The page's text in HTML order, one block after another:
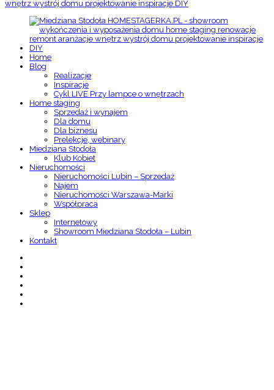
Home
Blog
Realizacje
Inspiracje
Cykl LIVE Przy lampce o wnętrzach
Home staging
Sprzedaż i wynajem
Dla domu
Dla biznesu
Prelekcje, webinary
Miedziana Stodoła
Klub Kobiet
Nieruchomości
Nieruchomości Lubin – Sprzedaż
Najem
Nieruchomości Warszawa-Marki
Współpraca
Sklep
Internetowy
Showroom Miedziana Stodoła – Lubin
Kontakt